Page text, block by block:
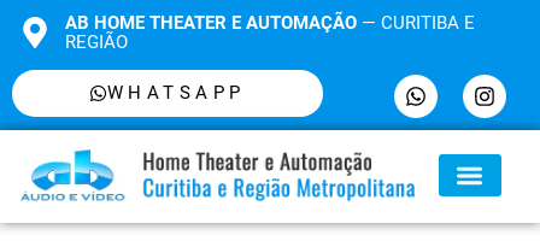
AB HOME THEATER E AUTOMAÇÃO— CURITIBA E
REGIÃO
WHATSAPP